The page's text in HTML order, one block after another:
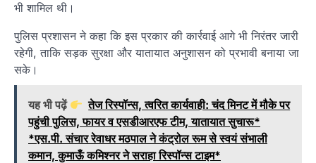
भी शामिल थी।
पुलिस प्रशासन ने कहा कि इस प्रकार की कार्रवाई आगे भी निरंतर जारी
रहेगी, ताकि सड़क सुरक्षा और यातायात अनुशासन को प्रभावी बनाया जा
सके।
यह भी पढ़ें
तेज रिस्पॉन्स, त्वरित कार्यवाही: चंद मिनट में मौके पर
पहुंची पुलिस, फायर व एसडीआरएफ टीम, यातायात सुचारू*
*एस.पी. संचार रेवाधर मठपाल ने कंट्रोल रूम से स्वयं संभाली
कमान, कुमाऊँ कमिश्नर ने सराहा रिस्पॉन्स टाइम*